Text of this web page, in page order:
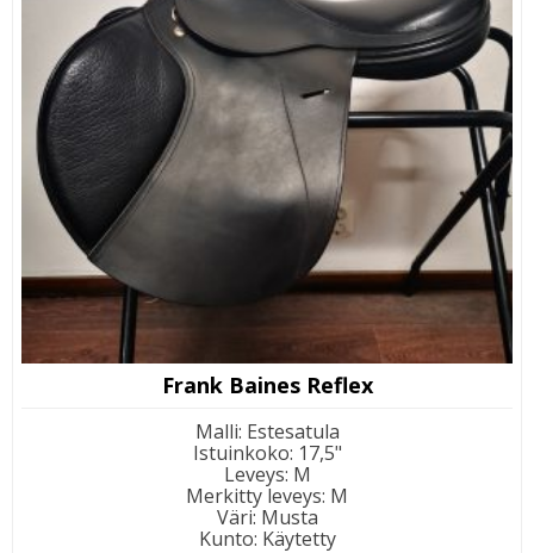
Frank Baines Reflex
Malli: Estesatula
Istuinkoko: 17,5"
Leveys: M
Merkitty leveys: M
Väri: Musta
Kunto: Käytetty